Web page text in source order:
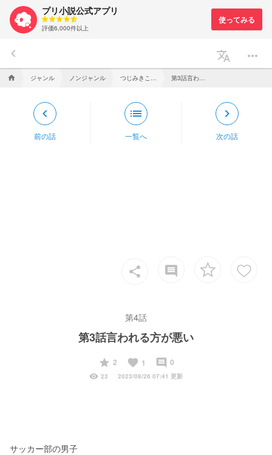
プリ小説公式アプリ
評価6,000件以上
keyboard_arrow_left translate more_horiz
home ジャンル ノンジャンル
keyboard_arrow_left
前の話
list
一覧へ
keyboard_arrow_right
次の話
share insert_comment
第4話
第3話言われる方が悪い
start
2 favorite 1 insert_comment 0
visibility 23 2023/08/26 07:41 更新
サッカー部の男子